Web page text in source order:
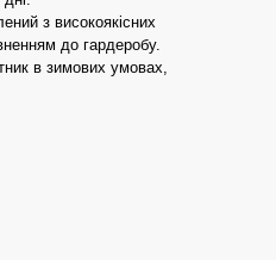
з високоякісних
до гардеробу.
в зимових умовах,